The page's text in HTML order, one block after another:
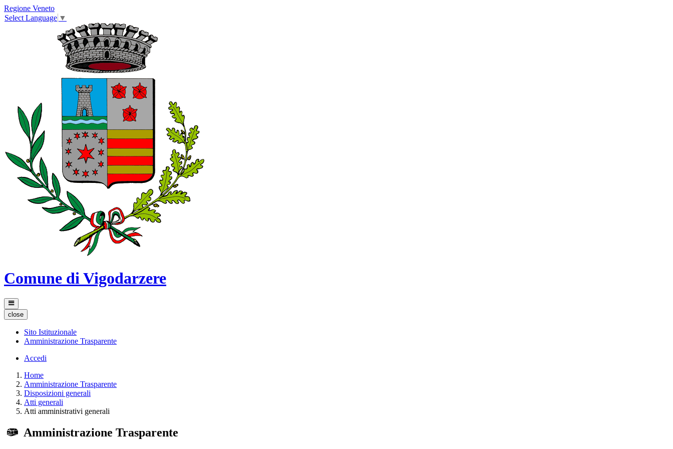
Regione Veneto
Select Language ▼
Comune di Vigodarzere
close
Sito Istituzionale
Amministrazione Trasparente
Accedi
Home
Amministrazione Trasparente
Disposizioni generali
Atti generali
Atti amministrativi generali
Amministrazione Trasparente